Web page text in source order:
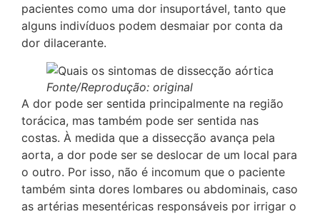
pacientes como uma dor insuportável, tanto que
alguns indivíduos podem desmaiar por conta da
dor dilacerante.
Fonte/Reprodução: original
A dor pode ser sentida principalmente na região
torácica, mas também pode ser sentida nas
costas. À medida que a dissecção avança pela
aorta, a dor pode ser se deslocar de um local para
o outro. Por isso, não é incomum que o paciente
também sinta dores lombares ou abdominais, caso
as artérias mesentéricas responsáveis por irrigar o